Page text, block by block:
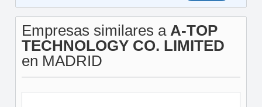
Empresas similares a A-TOP
TECHNOLOGY CO. LIMITED
en MADRID